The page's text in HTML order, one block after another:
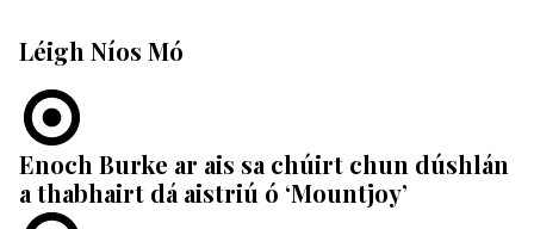
Léigh Níos Mó
Enoch Burke ar ais sa chúirt chun dúshlán
a thabhairt dá aistriú ó ‘Mountjoy’